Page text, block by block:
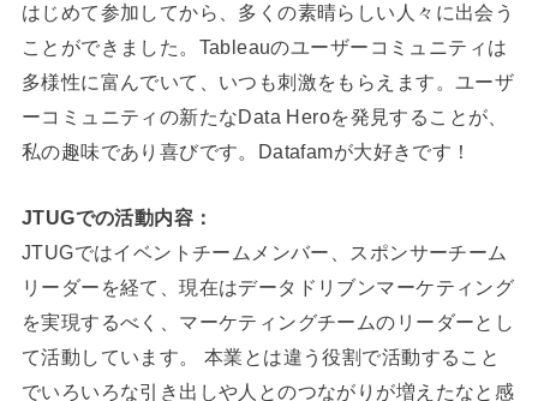
はじめて参加してから、多くの素晴らしい人々に出会う
ことができました。Tableauのユーザーコミュニティは
多様性に富んでいて、いつも刺激をもらえます。ユーザ
ーコミュニティの新たなData Heroを発見することが、
私の趣味であり喜びです。Datafamが大好きです！
JTUGでの活動内容：
JTUGではイベントチームメンバー、スポンサーチーム
リーダーを経て、現在はデータドリブンマーケティング
を実現するべく、マーケティングチームのリーダーとし
て活動しています。 本業とは違う役割で活動すること
でいろいろな引き出しや人とのつながりが増えたなと感